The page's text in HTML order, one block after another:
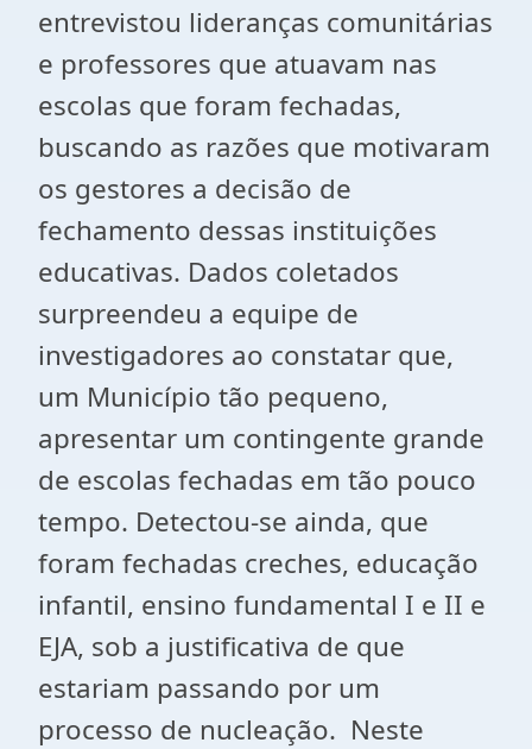
entrevistou lideranças comunitárias
e professores que atuavam nas
escolas que foram fechadas,
buscando as razões que motivaram
os gestores a decisão de
fechamento dessas instituições
educativas. Dados coletados
surpreendeu a equipe de
investigadores ao constatar que,
um Município tão pequeno,
apresentar um contingente grande
de escolas fechadas em tão pouco
tempo. Detectou-se ainda, que
foram fechadas creches, educação
infantil, ensino fundamental I e II e
EJA, sob a justificativa de que
estariam passando por um
processo de nucleação. Neste